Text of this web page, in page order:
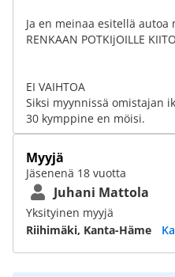
Ja en meinaa esitellä
RENKAAN POTKIjOILLE
EI VAIHTOA
Siksi myynnissä omistajan
30 kymppine en möisi.
Myyjä
Jäsenenä 18 vuotta
Juhani Mattola
Yksityinen myyjä
Riihimäki, Kanta-Häme